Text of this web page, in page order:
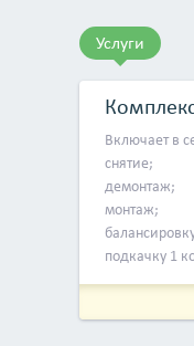
Услуги
Включает в
снятие;
демонтаж;
монтаж;
подкачку 1